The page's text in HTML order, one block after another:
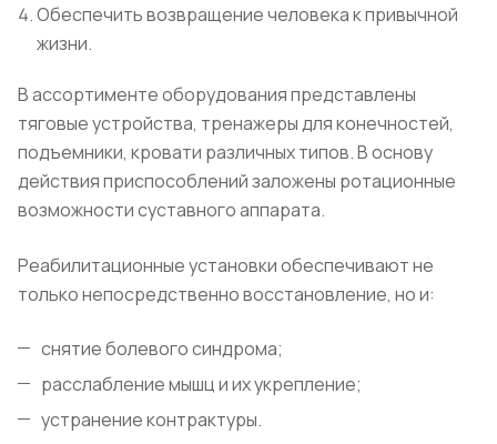
Обеспечить возвращение человека к привычной
жизни.
В ассортименте оборудования представлены
тяговые устройства, тренажеры для конечностей,
подъемники, кровати различных типов. В основу
действия приспособлений заложены ротационные
возможности суставного аппарата.
Реабилитационные установки обеспечивают не
только непосредственно восстановление, но и:
снятие болевого синдрома;
расслабление мышц и их укрепление;
устранение контрактуры.